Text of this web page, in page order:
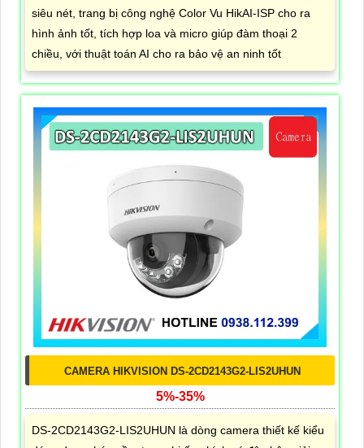
siêu nét, trang bị công nghệ Color Vu HikAI-ISP cho ra
hình ảnh tốt, tích hợp loa và micro giúp đàm thoại 2
chiều, với thuật toán AI cho ra bảo vệ an ninh tốt
CAMERA HIKVISION DS-2CD2143G2-LIS2UHUN
5%-35%
DS-2CD2143G2-LIS2UHUN là dòng camera thiết kế kiểu